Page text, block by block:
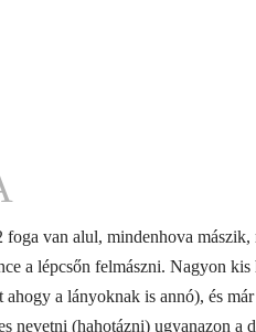
foga van alul, mindenhova
a lépcsőn felmászni. Nagyon
ahogy a lányoknak is annó), és
nevetni (hahotázni) ugyanazon a